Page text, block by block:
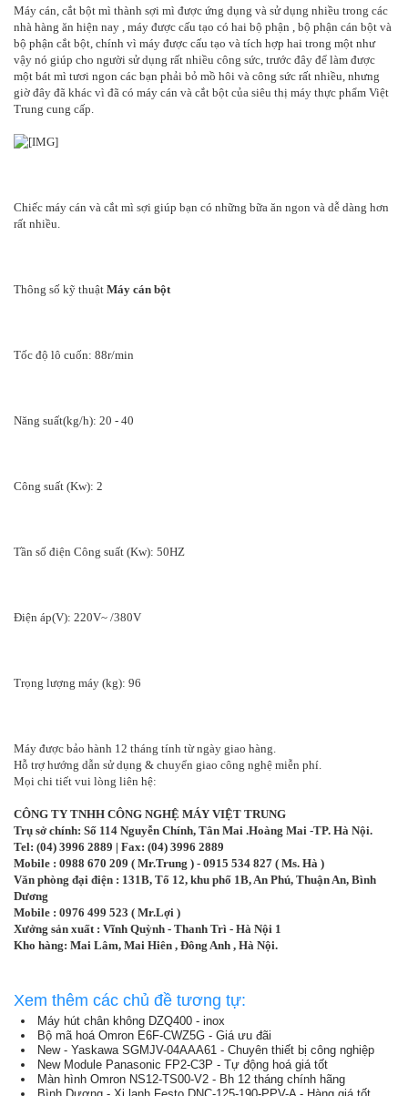
Máy cán, cắt bột mì thành sợi mì được ứng dụng và sử dụng nhiều trong các
nhà hàng ăn hiện nay , máy được cấu tạo có hai bộ phận , bộ phận cán bột và
bộ phận cắt bột, chính vì máy được cấu tạo và tích hợp hai trong một như
vậy nó giúp cho người sử dụng rất nhiều công sức, trước đây để làm được
một bát mì tươi ngon các bạn phải bỏ mồ hôi và công sức rất nhiều, nhưng
giờ đây đã khác vì đã có máy cán và cắt bột của siêu thị máy thực phẩm Việt
Trung cung cấp.
Chiếc máy cán và cắt mì sợi giúp bạn có những bữa ăn ngon và dễ dàng hơn
rất nhiều.
Thông số kỹ thuật Máy cán bột
Tốc độ lô cuốn: 88r/min
Năng suất(kg/h): 20 - 40
Công suất (Kw): 2
Tần số điện Công suất (Kw): 50HZ
Điện áp(V): 220V~ /380V
Trọng lượng máy (kg): 96
Máy được bảo hành 12 tháng tính từ ngày giao hàng.
Hỗ trợ hướng dẫn sử dụng & chuyển giao công nghệ miễn phí.
Mọi chi tiết vui lòng liên hệ:
CÔNG TY TNHH CÔNG NGHỆ MÁY VIỆT TRUNG
Trụ sở chính: Số 114 Nguyễn Chính, Tân Mai .Hoàng Mai -TP. Hà Nội.
Tel: (04) 3996 2889 | Fax: (04) 3996 2889
Mobile : 0988 670 209 ( Mr.Trung ) - 0915 534 827 ( Ms. Hà )
Văn phòng đại điện : 131B, Tổ 12, khu phố 1B, An Phú, Thuận An, Bình
Dương
Mobile : 0976 499 523 ( Mr.Lợi )
Xưởng sản xuất : Vĩnh Quỳnh - Thanh Trì - Hà Nội 1
Kho hàng: Mai Lâm, Mai Hiên , Đông Anh , Hà Nội.
Xem thêm các chủ đề tương tự:
Máy hút chân không DZQ400 - inox
Bộ mã hoá Omron E6F-CWZ5G - Giá ưu đãi
New - Yaskawa SGMJV-04AAA61 - Chuyên thiết bị công nghiệp
New Module Panasonic FP2-C3P - Tự động hoá giá tốt
Màn hình Omron NS12-TS00-V2 - Bh 12 tháng chính hãng